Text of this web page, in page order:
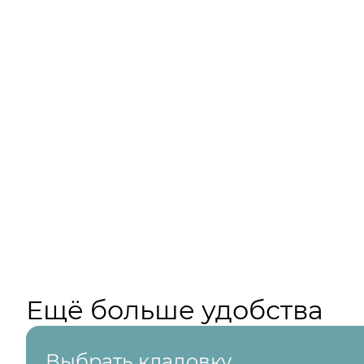
Ещё больше удобства